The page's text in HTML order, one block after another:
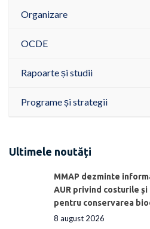
Organizare
OCDE
Rapoarte și studii
Programe și strategii
Ultimele noutăți
MMAP dezminte
AUR privind costurile
pentru conservarea
8 august 2026